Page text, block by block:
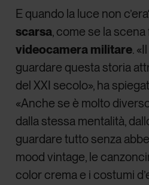
E quando la luce non
scarsa, come se la
videocamera militare.
guardare questa storia
del XXI secolo», ha
«Anche se è molto
dalla stessa mentalità,
guardare tutto senza
mood vintage, le
color crema e i costumi